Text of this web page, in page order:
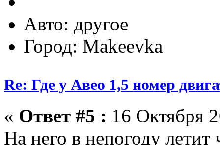
Авто: другое
Город: Makeevka
Re: Где у Авео 1,5 номер
« Ответ #5 : 16 Октября
На него в непогоду летит